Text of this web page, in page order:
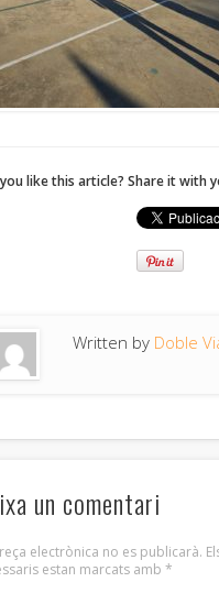
like this article? Share it with
Written by Doble
un comentari
electrònica no es publicarà.
estan marcats amb *